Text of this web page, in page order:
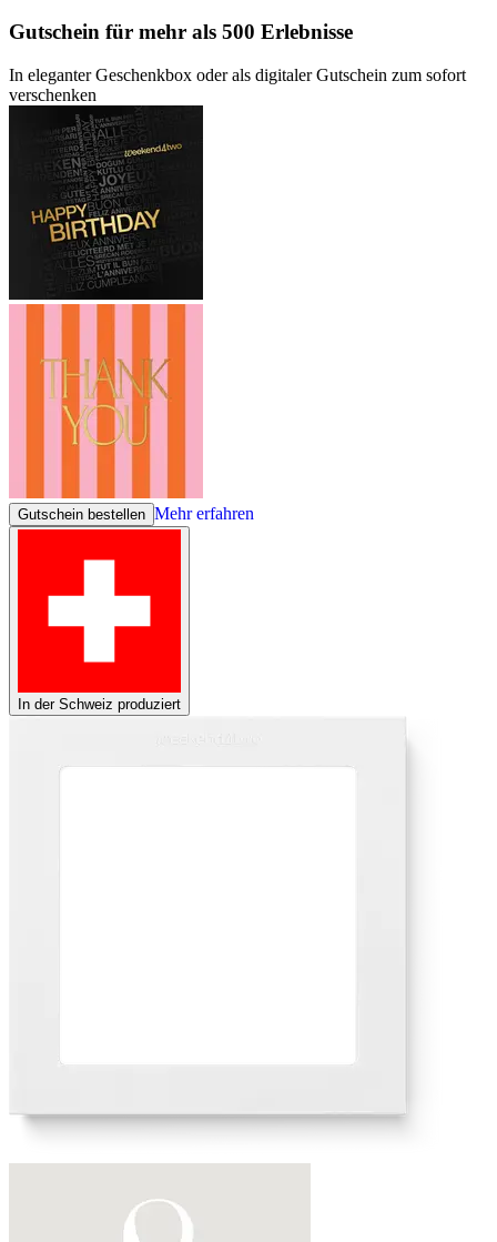
Gutschein für mehr als 500 Erlebnisse
In eleganter Geschenkbox oder als digitaler Gutschein zum sofort
verschenken
Gutschein bestellen Mehr erfahren
In der Schweiz produziert